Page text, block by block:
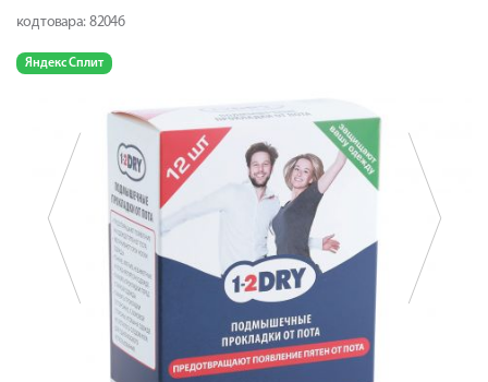
код товара: 82046
Яндекс Сплит